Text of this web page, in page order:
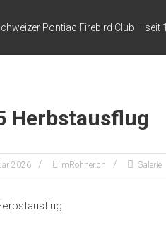
Pontiac Firebird Club – seit
Herbstausflug
2026 mRohner.ch Galerie